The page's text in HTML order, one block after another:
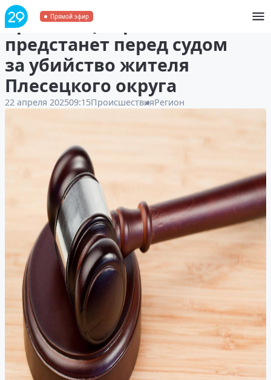
Прямой эфир
Уроженец Украины
предстанет перед судом
за убийство жителя
Плесецкого округа
22 апреля 202509:15ПроисшествияРегион